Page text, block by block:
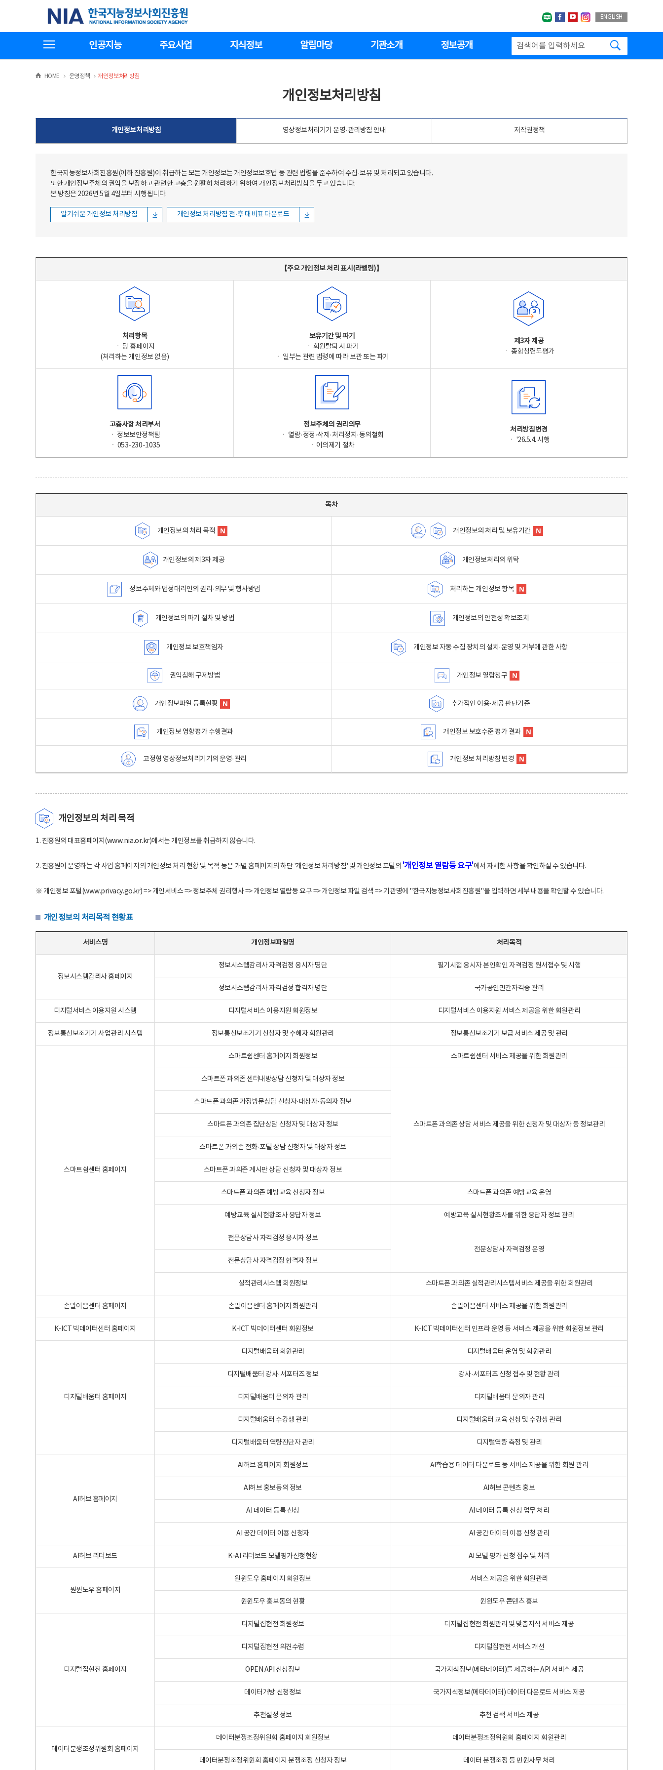
한국지능정보사회진흥원
네이버블로그
페이스북
유투브인스타그랩
ENGLISH
인공지능 주요사업 지식정보 알림마당 기관소개 정보공개
HOME >운영정책 >
개인정보처리방침
개인정보처리방침
개인정보처리방침 영상정보처리기기 운영·관리방침 안내 저작권정책
한국지능정보사회진흥원(이하 진흥원)이 취급하는 모든 개인정보는 개인정보보호법 등 관련 법령을 준수하여 수집·보유 및 처리되고 있습니다.
또한 개인정보주체의 권익을 보장하고 관련한 고충을 원활히 처리하기 위하여 개인정보처리방침을 두고 있습니다.
본 방침은 2026년 5월 4일부터 시행됩니다.
알기쉬운 개인정보 처리방침 개인정보 처리방침 전·후 대비표 다운로드
【주요 개인정보 처리 표시(라벨링)】
처리항목
ㆍ 당 홈페이지
(처리하는 개인정보 없음)
보유기간 및 파기
ㆍ 회원탈퇴 시 파기
ㆍ 일부는 관련 법령에 따라 보관 또는 파기
제3자 제공
ㆍ 종합청렴도평가
고충사항 처리부서
ㆍ 정보보안정책팀
ㆍ 053-230-1035
정보주체의 권리의무
ㆍ 열람·정정·삭제·처리정지·동의철회
ㆍ이의제기 절차
처리방침변경
ㆍ '26.5.4. 시행
목차
개인정보의 처리 목적 개인정보의 처리 및 보유기간
개인정보의 제3자 제공 개인정보처리의 위탁
정보주체와 법정대리인의 권리·의무 및 행사방법 처리하는 개인정보 항목
개인정보의 파기 절차 및 방법 개인정보의 안전성 확보조치
개인정보 보호책임자 개인정보 자동 수집 장치의 설치·운영 및 거부에 관한 사항
권익침해 구제방법 개인정보 열람청구
개인정보파일 등록현황 추가적인 이용·제공 판단기준
개인정보 영향평가 수행결과 개인정보 보호수준 평가 결과
고정형 영상정보처리기기의 운영·관리 개인정보 처리방침 변경
개인정보의 처리 목적
1. 진흥원의 대표홈페이지(www.nia.or.kr)에서는 개인정보를 취급하지 않습니다.
2. 진흥원이 운영하는 각 사업 홈페이지의 개인정보 처리 현황 및 목적 등은 개별 홈페이지의 하단 '개인정보 처리방침' 및 개인정보 포털의 '개인정보 열람등 요구'에서 자세한 사항을 확인하실 수 있습니다.
※ 개인정보 포털(www.privacy.go.kr) => 개인서비스 => 정보주체 권리행사 => 개인정보 열람등 요구 => 개인정보 파일 검색 => 기관명에 "한국지능정보사회진흥원"을 입력하면 세부 내용을 확인할 수 있습니다.
개인정보의 처리목적 현황표
서비스명 개인정보파일명 처리목적
정보시스템감리사 홈페이지
정보시스템감리사 자격검정 응시자 명단 필기시험 응시자 본인확인 자격검정 원서접수 및 시행
정보시스템감리사 자격검정 합격자 명단 국가공인민간자격증 관리
디지털서비스 이용지원 시스템 디지털서비스 이용지원 회원정보 디지털서비스 이용지원 서비스 제공을 위한 회원관리
정보통신보조기기 사업관리 시스템 정보통신보조기기 신청자 및 수혜자 회원관리 정보통신보조기기 보급 서비스 제공 및 관리
스마트쉼센터 홈페이지
스마트쉼센터 홈페이지 회원정보 스마트쉼센터 서비스 제공을 위한 회원관리
스마트폰 과의존 센터내방상담 신청자 및 대상자 정보
스마트폰 과의존 상담 서비스 제공을 위한 신청자 및 대상자 등 정보관리
스마트폰 과의존 가정방문상담 신청자·대상자·동의자 정보
스마트폰 과의존 집단상담 신청자 및 대상자 정보
스마트폰 과의존 전화·포털 상담 신청자 및 대상자 정보
스마트폰 과의존 게시판 상담 신청자 및 대상자 정보
스마트폰 과의존 예방교육 신청자 정보 스마트폰 과의존 예방교육 운영
예방교육 실시현황조사 응답자 정보 예방교육 실시현황조사를 위한 응답자 정보 관리
전문상담사 자격검정 응시자 정보
전문상담사 자격검정 운영
전문상담사 자격검정 합격자 정보
실적관리시스템 회원정보 스마트폰 과의존 실적관리시스템서비스 제공을 위한 회원관리
손말이음센터 홈페이지 손말이음센터 홈페이지 회원관리 손말이음센터 서비스 제공을 위한 회원관리
K-ICT 빅데이터센터 홈페이지 K-ICT 빅데이터센터 회원정보 K-ICT 빅데이터센터 인프라 운영 등 서비스 제공을 위한 회원정보 관리
디지털배움터 홈페이지
디지털배움터 회원관리 디지털배움터 운영 및 회원관리
디지털배움터 강사·서포터즈 정보 강사·서포터즈 신청 접수 및 현황 관리
디지털배움터 문의자 관리 디지털배움터 문의자 관리
디지털배움터 수강생 관리 디지털배움터 교육 신청 및 수강생 관리
디지털배움터 역량진단자 관리 디지털역량 측정 및 관리
AI허브 홈페이지
AI허브 홈페이지 회원정보 AI학습용 데이터 다운로드 등 서비스 제공을 위한 회원 관리
AI허브 홍보동의 정보 AI허브 콘텐츠 홍보
AI 데이터 등록 신청 AI 데이터 등록 신청 업무 처리
AI 공간 데이터 이용 신청자 AI 공간 데이터 이용 신청 관리
AI허브 리더보드 K-AI 리더보드 모델평가신청현황 AI 모델 평가 신청 접수 및 처리
원윈도우 홈페이지
원윈도우 홈페이지 회원정보 서비스 제공을 위한 회원관리
원윈도우 홍보동의 현황 원윈도우 콘텐츠 홍보
디지털집현전 홈페이지
디지털집현전 회원정보 디지털집현전 회원관리 및 맞춤지식 서비스 제공
디지털집현전 의견수렴 디지털집현전 서비스 개선
OPEN API 신청정보 국가지식정보(메타데이터)를 제공하는 API 서비스 제공
데이터개방 신청정보 국가지식정보(메타데이터) 데이터 다운로드 서비스 제공
추천설정 정보 추천 검색 서비스 제공
데이터분쟁조정위원회 홈페이지
데이터분쟁조정위원회 홈페이지 회원정보 데이터분쟁조정위원회 홈페이지 회원관리
데이터분쟁조정위원회 홈페이지 분쟁조정 신청자 정보 데이터 분쟁조정 등 민원사무 처리